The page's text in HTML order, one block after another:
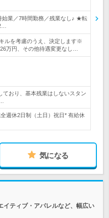
業／7時間勤務／残業なし♪ ★転
ルを考慮のうえ、決定します※
万円、その他待遇変更なし…
ており、基本残業はしないスタン
週休2日制（土日）祝日* 有給休
気になる
イティブ・アパレルなど、幅広い